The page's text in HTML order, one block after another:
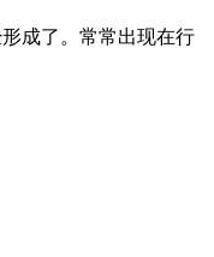
成了。常常出现在行